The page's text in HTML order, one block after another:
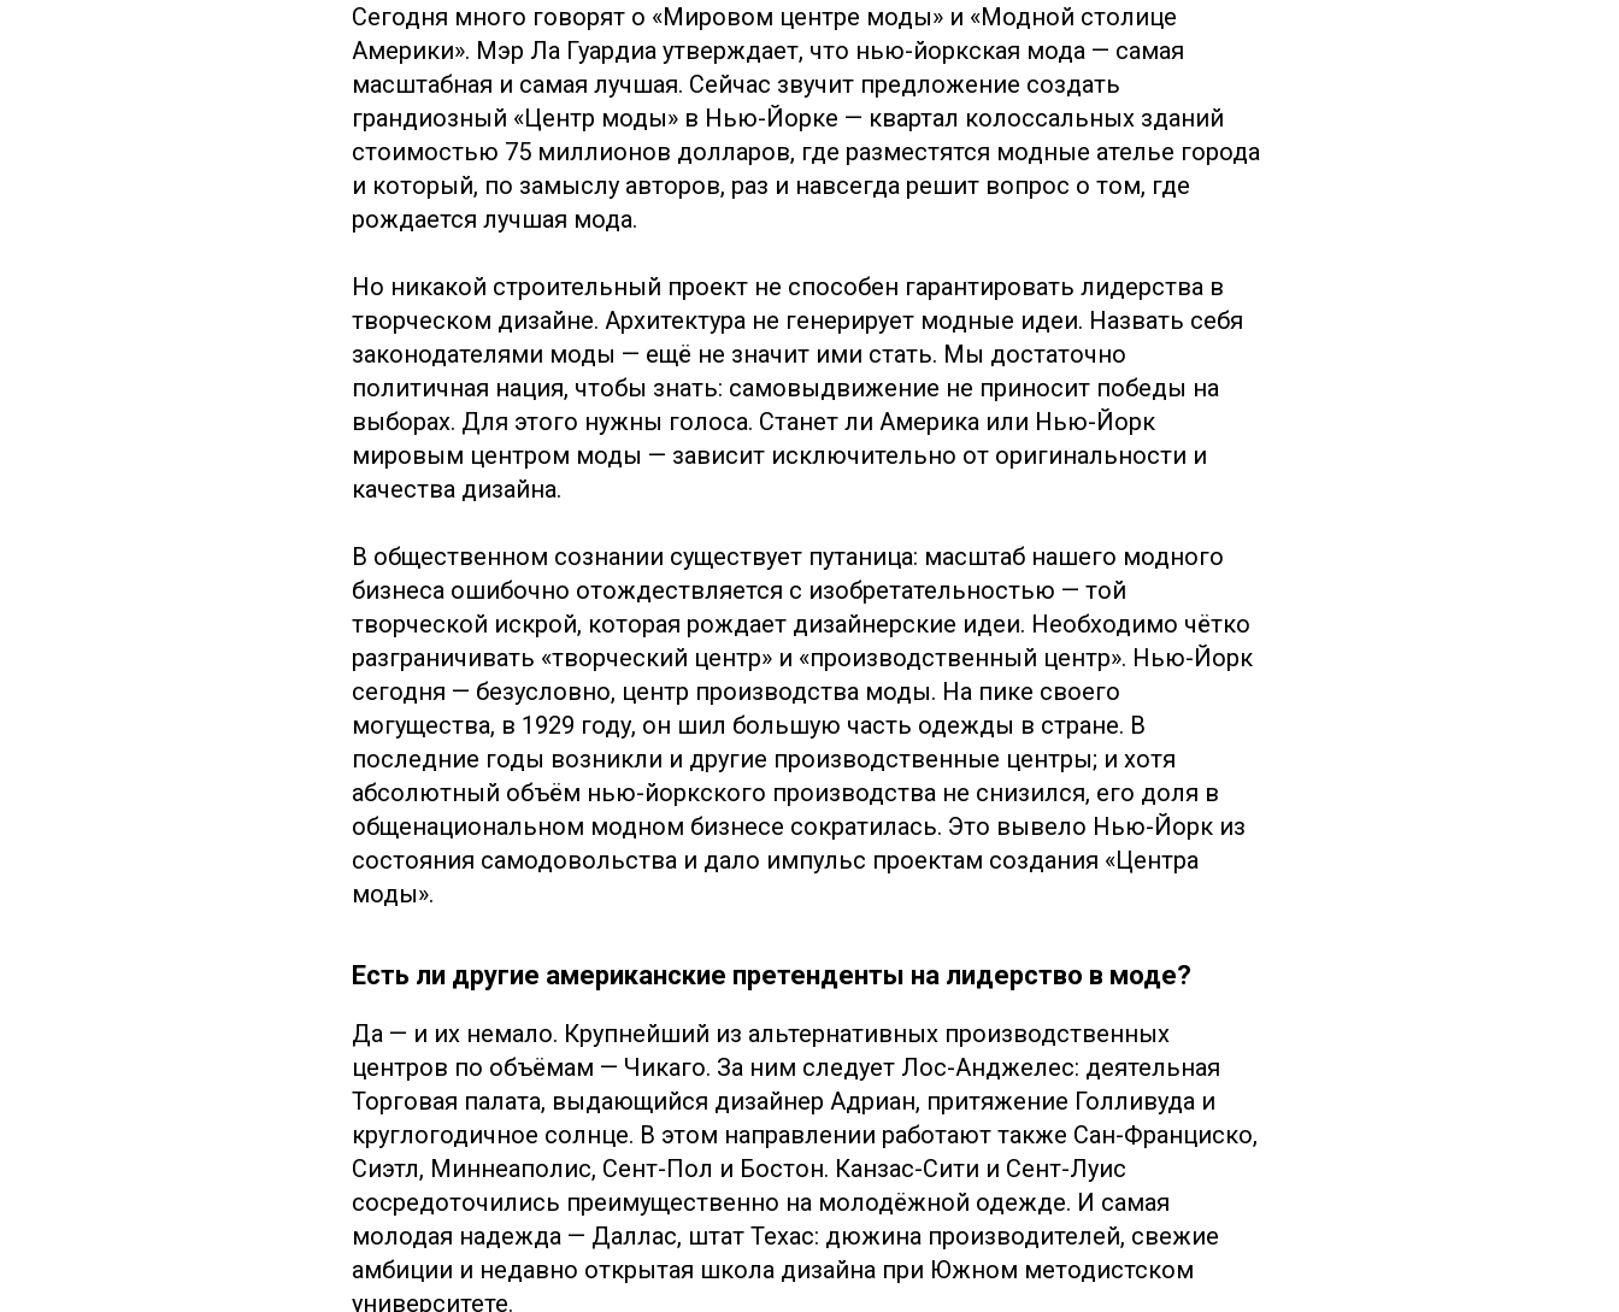
Сегодня много говорят о «Мировом центре моды» и «Модной столице
Америки». Мэр Ла Гуардиа утверждает, что нью-йоркская мода — самая
масштабная и самая лучшая. Сейчас звучит предложение создать
грандиозный «Центр моды» в Нью-Йорке — квартал колоссальных зданий
стоимостью 75 миллионов долларов, где разместятся модные ателье города
и который, по замыслу авторов, раз и навсегда решит вопрос о том, где
рождается лучшая мода.
Но никакой строительный проект не способен гарантировать лидерства в
творческом дизайне. Архитектура не генерирует модные идеи. Назвать себя
законодателями моды — ещё не значит ими стать. Мы достаточно
политичная нация, чтобы знать: самовыдвижение не приносит победы на
выборах. Для этого нужны голоса. Станет ли Америка или Нью-Йорк
мировым центром моды — зависит исключительно от оригинальности и
качества дизайна.
В общественном сознании существует путаница: масштаб нашего модного
бизнеса ошибочно отождествляется с изобретательностью — той
творческой искрой, которая рождает дизайнерские идеи. Необходимо чётко
разграничивать «творческий центр» и «производственный центр». Нью-Йорк
сегодня — безусловно, центр производства моды. На пике своего
могущества, в 1929 году, он шил большую часть одежды в стране. В
последние годы возникли и другие производственные центры; и хотя
абсолютный объём нью-йоркского производства не снизился, его доля в
общенациональном модном бизнесе сократилась. Это вывело Нью-Йорк из
состояния самодовольства и дало импульс проектам создания «Центра
моды».
Есть ли другие американские претенденты на лидерство в моде?
Да — и их немало. Крупнейший из альтернативных производственных
центров по объёмам — Чикаго. За ним следует Лос-Анджелес: деятельная
Торговая палата, выдающийся дизайнер Адриан, притяжение Голливуда и
круглогодичное солнце. В этом направлении работают также Сан-Франциско,
Сиэтл, Миннеаполис, Сент-Пол и Бостон. Канзас-Сити и Сент-Луис
сосредоточились преимущественно на молодёжной одежде. И самая
молодая надежда — Даллас, штат Техас: дюжина производителей, свежие
амбиции и недавно открытая школа дизайна при Южном методистском
университете.